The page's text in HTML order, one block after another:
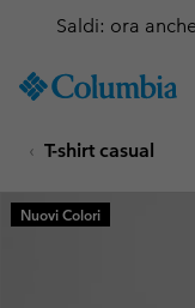
TO
SKIP
MAIN
NAV
Saldi: ora
T-shirt casual
Nuovi Colori